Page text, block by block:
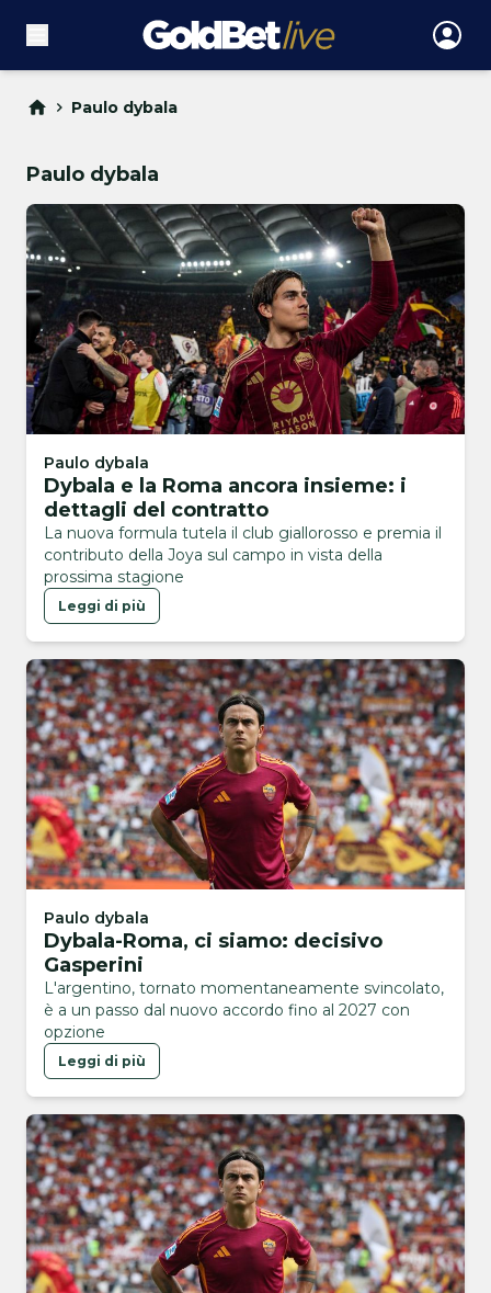
Paulo dybala
Paulo dybala
Paulo dybala
Dybala e la Roma ancora insieme: i
dettagli del contratto
La nuova formula tutela il club giallorosso e premia il
contributo della Joya sul campo in vista della
prossima stagione
Leggi di più
Paulo dybala
Dybala-Roma, ci siamo: decisivo
Gasperini
L'argentino, tornato momentaneamente svincolato,
è a un passo dal nuovo accordo fino al 2027 con
opzione
Leggi di più